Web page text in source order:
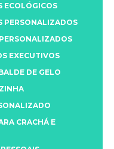
ECOLÓGICOS
PERSONALIZADOS
EXECUTIVOS
DE GELO
CRACHÁ E